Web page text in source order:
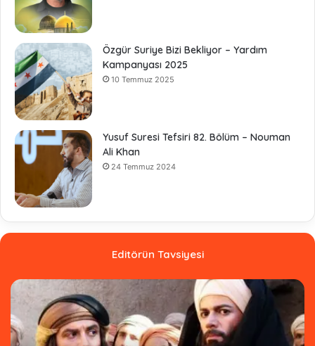
Özgür Suriye Bizi Bekliyor – Yardım
Kampanyası 2025
10 Temmuz 2025
Yusuf Suresi Tefsiri 82. Bölüm – Nouman
Ali Khan
24 Temmuz 2024
Editörün Tavsiyesi